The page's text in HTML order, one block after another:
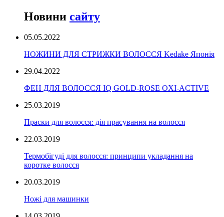
Новини сайту
05.05.2022
НОЖИНИ ДЛЯ СТРИЖКИ ВОЛОССЯ Kedake Японія
29.04.2022
ФЕН ДЛЯ ВОЛОССЯ IQ GOLD-ROSE OXI-ACTIVE
25.03.2019
Праски для волосся: дія прасування на волосся
22.03.2019
Термобігуді для волосся: принципи укладання на
коротке волосся
20.03.2019
Ножі для машинки